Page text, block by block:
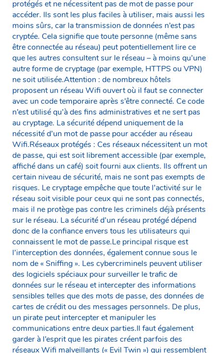
protégés et ne nécessitent pas de mot de passe pour
accéder. Ils sont les plus faciles à utiliser, mais aussi les
moins sûrs, car la transmission de données n’est pas
cryptée. Cela signifie que toute personne (même sans
être connectée au réseau) peut potentiellement lire ce
que les autres consultent sur le réseau – à moins qu’une
autre forme de cryptage (par exemple, HTTPS ou VPN)
ne soit utilisée.Attention : de nombreux hôtels
proposent un réseau Wifi ouvert où il faut se connecter
avec un code temporaire après s’être connecté. Ce code
n’est utilisé qu’à des fins administratives et ne sert pas
au cryptage. La sécurité dépend uniquement de la
nécessité d’un mot de passe pour accéder au réseau
Wifi.Réseaux protégés : Ces réseaux nécessitent un mot
de passe, qui est soit librement accessible (par exemple,
affiché dans un café) soit fourni aux clients. Ils offrent un
certain niveau de sécurité, mais ne sont pas exempts de
risques. Le cryptage empêche que toute l’activité sur le
réseau soit visible pour ceux qui ne sont pas connectés,
mais il ne protège pas contre les criminels déjà présents
sur le réseau. La sécurité d’un réseau protégé dépend
donc de la confiance envers tous les utilisateurs qui
connaissent le mot de passe.Le principal risque est
l’interception des données, également connue sous le
nom de « Sniffing ». Les cybercriminels peuvent utiliser
des logiciels spéciaux pour surveiller le trafic de
données sur le réseau et intercepter des informations
sensibles telles que des mots de passe, des données de
cartes de crédit ou des messages personnels. De plus,
un pirate peut intercepter et manipuler les
communications entre deux parties.Il faut également
garder à l’esprit que les pirates créent parfois des
réseaux Wifi malveillants (« Evil Twin ») qui ressemblent